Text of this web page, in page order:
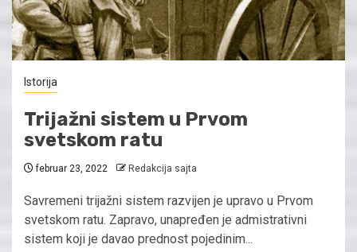
Istorija
Trijažni sistem u Prvom
svetskom ratu
februar 23, 2022 Redakcija sajta
Savremeni trijažni sistem razvijen je upravo u Prvom
svetskom ratu. Zapravo, unapređen je admistrativni
sistem koji je davao prednost pojedinim...